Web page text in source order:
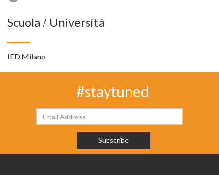
Scuola / Università
IED Milano
#staytuned